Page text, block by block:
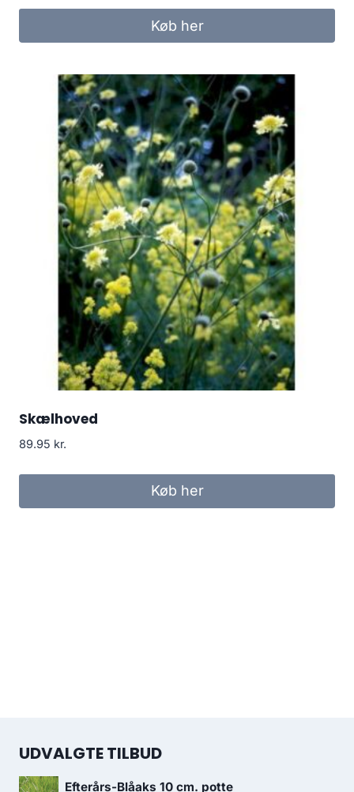
Køb her
Skælhoved
89.95 kr.
Køb her
UDVALGTE TILBUD
Efterårs-Blåaks 10 cm. potte